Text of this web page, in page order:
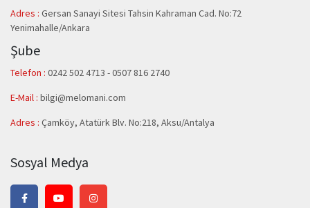
Adres : Gersan Sanayi Sitesi Tahsin Kahraman Cad. No:72
Yenimahalle/Ankara
Şube
Telefon : 0242 502 4713 - 0507 816 2740
E-Mail : bilgi@melomani.com
Adres : Çamköy, Atatürk Blv. No:218, Aksu/Antalya
Sosyal Medya